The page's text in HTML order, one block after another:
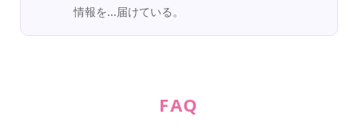
情報を...届けている。
FAQ